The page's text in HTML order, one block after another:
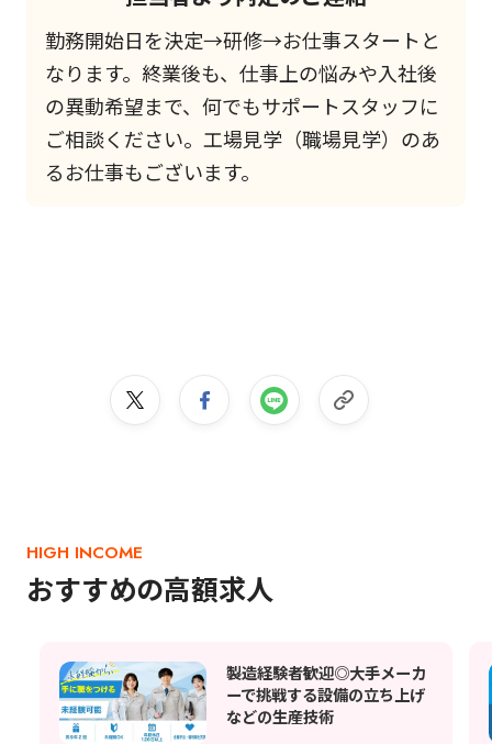
勤務開始日を決定→研修→お仕事スタートと
なります。終業後も、仕事上の悩みや入社後
の異動希望まで、何でもサポートスタッフに
ご相談ください。工場見学（職場見学）のあ
るお仕事もございます。
HIGH INCOME
おすすめの高額求人
製造経験者歓迎◎大手メーカ
ーで挑戦する設備の立ち上げ
などの生産技術